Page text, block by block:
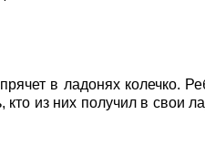
в ладонях колечко.
кто из них получил в свои